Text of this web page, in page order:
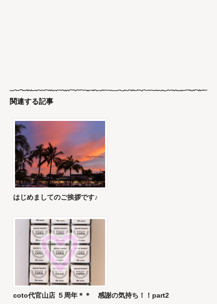
関連する記事
はじめましてのご挨拶です♪
coto代官山店 ５周年＊＊ 感謝の気持ち！！part2